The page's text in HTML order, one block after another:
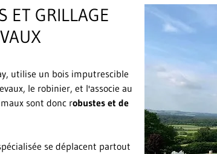
ET GRILLAGE
utilise un bois imputrescible
le robinier, et l'associe au
sont donc robustes et de
se déplacent partout